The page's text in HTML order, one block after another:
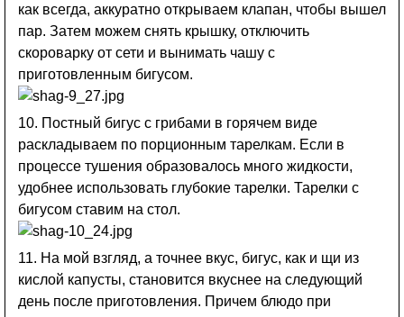
как всегда, аккуратно открываем клапан, чтобы вышел
пар. Затем можем снять крышку, отключить
скороварку от сети и вынимать чашу с
приготовленным бигусом.
10. Постный бигус с грибами в горячем виде
раскладываем по порционным тарелкам. Если в
процессе тушения образовалось много жидкости,
удобнее использовать глубокие тарелки. Тарелки с
бигусом ставим на стол.
11. На мой взгляд, а точнее вкус, бигус, как и щи из
кислой капусты, становится вкуснее на следующий
день после приготовления. Причем блюдо при